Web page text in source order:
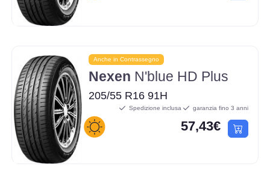
Anche in Contrassegno
Nexen N'blue HD Plus
205/55 R16 91H
Spedizione inclusa garanzia fino 3 anni
57,43€